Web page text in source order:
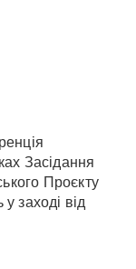
Засідання
Проєкту
заході від